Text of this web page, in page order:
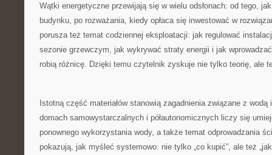
Wątki energetyczne przewijają się w wielu odsłonach: od tego,
budynku, po rozważania, kiedy opłaca się inwestować w
porusza też temat codziennej eksploatacji: jak regulować
sezonie grzewczym, jak wykrywać straty energii i jak
robią różnicę. Dzięki temu czytelnik zyskuje nie tylko teorię, ale
Istotną część materiałów stanowią zagadnienia związane z
domach samowystarczalnych i półautonomicznych liczy się
ponownego wykorzystania wody, a także temat odprowadzania
pokazują, jak myśleć systemowo: nie tylko „co kupić”, ale też